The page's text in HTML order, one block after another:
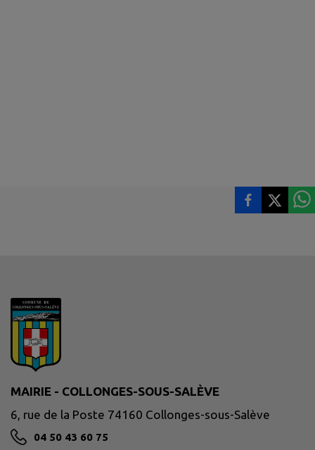
MAIRIE - COLLONGES-SOUS-SALÈVE
6, rue de la Poste 74160 Collonges-sous-Salève
04 50 43 60 75